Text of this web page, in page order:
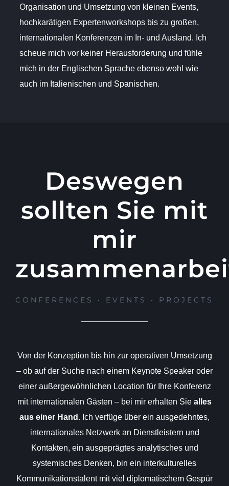
Organisation und Umsetzung von kleinen Events,
hochkarätigen Expertenworkshops bis zu großen,
internationalen Konferenzen im In- und Ausland. Ich
scheue mich vor keiner Herausforderung und fühle
mich in der Englischen Sprache ebenso wohl wie
auch im Italienischen und Spanischen.
Deswegen
sollten Sie mit
mir
CONFERENCES • EVENTS • PROJECTS
Von der Konzeption bis hin zur operativen Umsetzung
– ob auf der Suche nach einem Keynote Speaker oder
einer außergewöhnlichen Location für Ihre Konferenz
mit internationalen Gästen – bei mir erhalten Sie alles
aus einer Hand . Ich verfüge über ein ausgedehntes,
internationales Netzwerk an Dienstleistern und
Kontakten, ein ausgeprägtes analytisches und
systemisches Denken, bin ein interkulturelles
Kommunikationstalent mit viel diplomatischem Gespür